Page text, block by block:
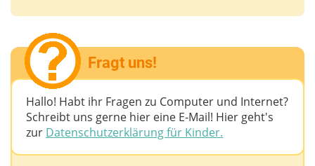
Fragt uns!
Hallo! Habt ihr Fragen zu Computer und Internet?
Schreibt uns gerne hier eine E-Mail! Hier geht's
zur Datenschutzerklärung für Kinder.